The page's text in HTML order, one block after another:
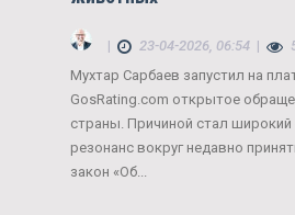
| 23-04-2026, 06:54 |
Мухтар Сарбаев запустил на
GosRating.com открытое
страны. Причиной стал
резонанс вокруг недавно
закон «Об...